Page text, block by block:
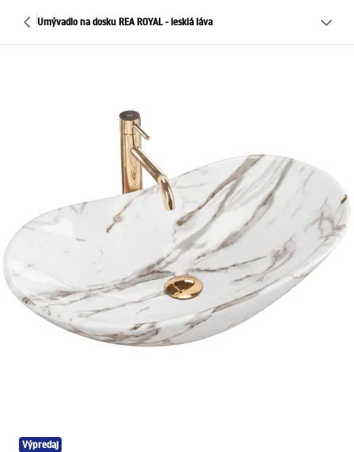
Umývadlo na dosku REA ROYAL - lesklá láva
Výpredaj